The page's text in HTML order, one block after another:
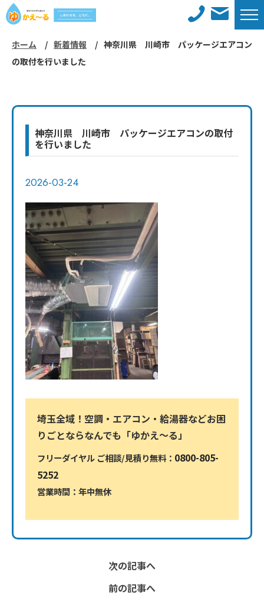
ホーム
対応エリア
よくあるご質問 会社概要
コラム
お問い合わせ サイトマップ
0800-805-5252
ホーム 新着情報
神奈川県 川崎市 パッケージエアコン
の取付を行いました
神奈川県 川崎市 パッケージエアコンの取付
を行いました
2026-03-24
埼玉全域！空調・エアコン・給湯器などお困
りごとならなんでも「ゆかえ〜る」
フリーダイヤル ご相談/見積り無料： 0800-805-
5252
営業時間：年中無休
前の記事へ
次の記事へ